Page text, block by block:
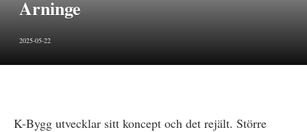
Arninge
2025-05-22
K-Bygg utvecklar sitt koncept och det rejält. Större